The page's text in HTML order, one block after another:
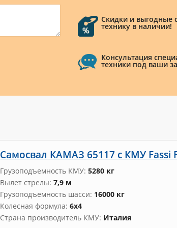
Скидки и выгодные
технику в наличии!
Консультация
техники под ваши
Самосвал КАМАЗ 65117 с КМУ Fassi
Грузоподъемность КМУ 5280 кг
Вылет стрелы 7,9 м
Грузоподъемность шасси 16000 кг
Колесная формула 6х4
Страна производитель КМУ Италия